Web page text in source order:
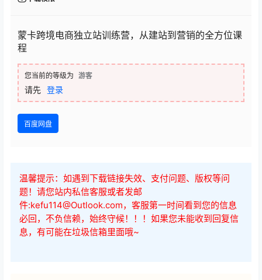
51-指纹浏览器.mp4
下载权限
查看
蒙卡跨境电商独立站训练营，从建站到营销的全方位课
程
您当前的等级为
请先 登录
温馨提示：如遇到下载链接失效、支付问题、版权等问
题！请您站内私信客服或者发邮